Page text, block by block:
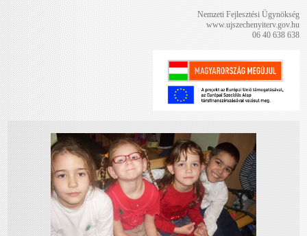
Nemzeti Fejlesztési Ügynökség
www.ujszechenyiterv.gov.hu
06 40 638 638